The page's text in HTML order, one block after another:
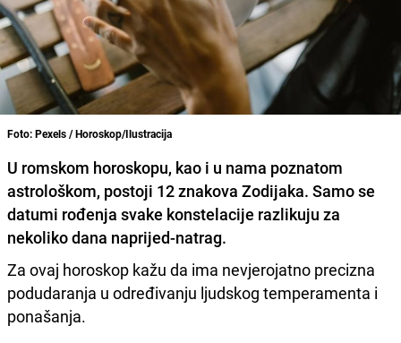
Foto: Pexels / Horoskop/Ilustracija
U romskom horoskopu, kao i u nama poznatom
astrološkom, postoji 12 znakova Zodijaka. Samo se
datumi rođenja svake konstelacije razlikuju za
nekoliko dana naprijed-natrag.
Za ovaj horoskop kažu da ima nevjerojatno precizna
podudaranja u određivanju ljudskog temperamenta i
ponašanja.